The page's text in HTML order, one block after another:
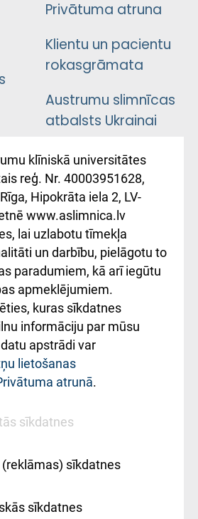
Privātuma atruna
Klientu un pacientu
rokasgrāmata
Austrumu slimnīcas
atbalsts Ukrainai
Підтримка Східної
лікарні та співпраця з
Україною
klīniskā universitātes
reģ. Nr. 40003951628,
Hipokrāta iela 2, LV-
www.aslimnica.lv
lai uzlabotu tīmekļa
un darbību, pielāgotu to
paradumiem, kā arī iegūtu
apmeklējumiem.
kuras sīkdatnes
informāciju par mūsu
apstrādi var
lietošanas
atrunā.
sīkdatnes
sīkdatnes
sīkdatnes